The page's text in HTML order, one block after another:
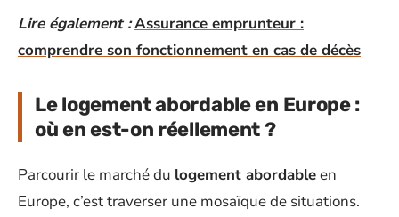
Lire également :Assurance emprunteur :
comprendre son fonctionnement en cas de décès
Le logement abordable en Europe :
où en est-on réellement ?
Parcourir le marché du logement abordableen
Europe, c’est traverser une mosaïque de situations.